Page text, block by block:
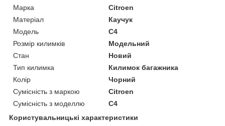
Марка
Citroen
Матеріал
Каучук
Модель
C4
Розмір килимків
Модельний
Стан
Новий
Тип килимка
Килимок багажника
Колір
Чорний
Сумісність з маркою
Citroen
Сумісність з моделлю
C4
Користувальницькі характеристики